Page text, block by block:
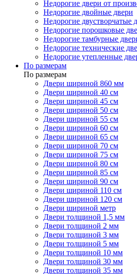
Недорогие двери от
Недорогие двойные двери
Недорогие двустворчатые
Недорогие порошковые
Недорогие тамбурные
Недорогие технические
Недорогие утепленные
По размерам
По размерам
Двери шириной 860 мм
Двери шириной 40 см
Двери шириной 45 см
Двери шириной 50 см
Двери шириной 55 см
Двери шириной 60 см
Двери шириной 65 см
Двери шириной 70 см
Двери шириной 75 см
Двери шириной 80 см
Двери шириной 85 см
Двери шириной 90 см
Двери шириной 110 см
Двери шириной 120 см
Двери шириной метр
Двери толщиной 1,5 мм
Двери толщиной 2 мм
Двери толщиной 3 мм
Двери толщиной 5 мм
Двери толщиной 10 мм
Двери толщиной 30 мм
Двери толщиной 35 мм